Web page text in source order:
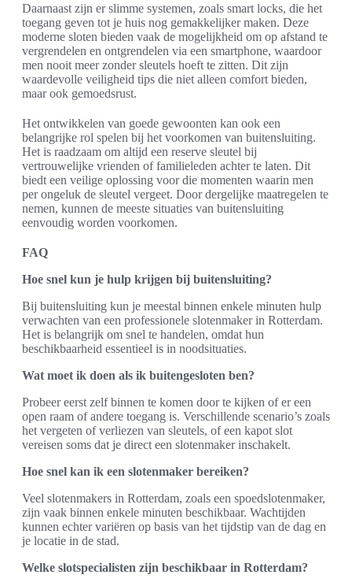
Daarnaast zijn er slimme systemen, zoals smart locks, die het
toegang geven tot je huis nog gemakkelijker maken. Deze
moderne sloten bieden vaak de mogelijkheid om op afstand te
vergrendelen en ontgrendelen via een smartphone, waardoor
men nooit meer zonder sleutels hoeft te zitten. Dit zijn
waardevolle veiligheid tips die niet alleen comfort bieden,
maar ook gemoedsrust.
Het ontwikkelen van goede gewoonten kan ook een
belangrijke rol spelen bij het voorkomen van buitensluiting.
Het is raadzaam om altijd een reserve sleutel bij
vertrouwelijke vrienden of familieleden achter te laten. Dit
biedt een veilige oplossing voor die momenten waarin men
per ongeluk de sleutel vergeet. Door dergelijke maatregelen te
nemen, kunnen de meeste situaties van buitensluiting
eenvoudig worden voorkomen.
FAQ
Hoe snel kun je hulp krijgen bij buitensluiting?
Bij buitensluiting kun je meestal binnen enkele minuten hulp
verwachten van een professionele slotenmaker in Rotterdam.
Het is belangrijk om snel te handelen, omdat hun
beschikbaarheid essentieel is in noodsituaties.
Wat moet ik doen als ik buitengesloten ben?
Probeer eerst zelf binnen te komen door te kijken of er een
open raam of andere toegang is. Verschillende scenario’s zoals
het vergeten of verliezen van sleutels, of een kapot slot
vereisen soms dat je direct een slotenmaker inschakelt.
Hoe snel kan ik een slotenmaker bereiken?
Veel slotenmakers in Rotterdam, zoals een spoedslotenmaker,
zijn vaak binnen enkele minuten beschikbaar. Wachtijden
kunnen echter variëren op basis van het tijdstip van de dag en
je locatie in de stad.
Welke slotspecialisten zijn beschikbaar in Rotterdam?